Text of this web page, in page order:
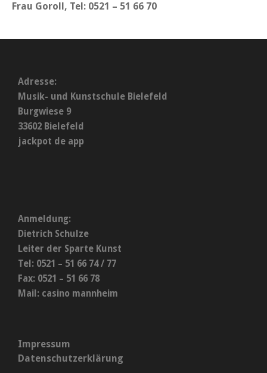
Frau Goroll, Tel: 0521 – 51 66 70
Adresse:
Musik- und Kunstschule Bielefeld
Burgwiese 9
33602 Bielefeld
jackpot de app
Anmeldung:
Dietrich Schulze
Leiter der Sparte Kunst
Tel: 0521 – 51 66 74 / 77
Fax: 0521 – 51 66 78
Mail: casino mannheim
Impressum
Datenschutzerklärung